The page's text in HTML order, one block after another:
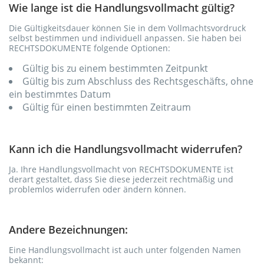
Wie lange ist die Handlungsvollmacht gültig?
Die Gültigkeitsdauer können Sie in dem Vollmachtsvordruck
selbst bestimmen und individuell anpassen. Sie haben bei
RECHTSDOKUMENTE folgende Optionen:
Gültig bis zu einem bestimmten Zeitpunkt
Gültig bis zum Abschluss des Rechtsgeschäfts, ohne
ein bestimmtes Datum
Gültig für einen bestimmten Zeitraum
Kann ich die Handlungsvollmacht widerrufen?
Ja. Ihre Handlungsvollmacht von RECHTSDOKUMENTE ist
derart gestaltet, dass Sie diese jederzeit rechtmäßig und
problemlos widerrufen oder ändern können.
Andere Bezeichnungen:
Eine Handlungsvollmacht ist auch unter folgenden Namen
bekannt: